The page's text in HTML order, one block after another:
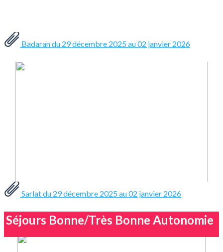
Badaran du 29 décembre 2025 au 02 janvier 2026
Sarlat du 29 décembre 2025 au 02 janvier 2026
Séjours Bonne/Très Bonne Autonomie